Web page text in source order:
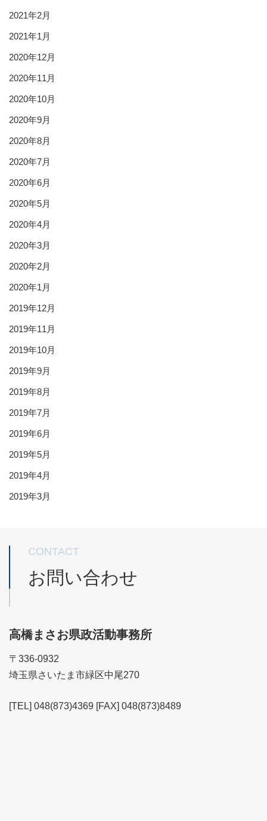
2021年2月
2021年1月
2020年12月
2020年11月
2020年10月
2020年9月
2020年8月
2020年7月
2020年6月
2020年5月
2020年4月
2020年3月
2020年2月
2020年1月
2019年12月
2019年11月
2019年10月
2019年9月
2019年8月
2019年7月
2019年6月
2019年5月
2019年4月
2019年3月
CONTACT
お問い合わせ
高橋まさお県政活動事務所
〒336-0932
埼玉県さいたま市緑区中尾270
[TEL] 048(873)4369 [FAX] 048(873)8489